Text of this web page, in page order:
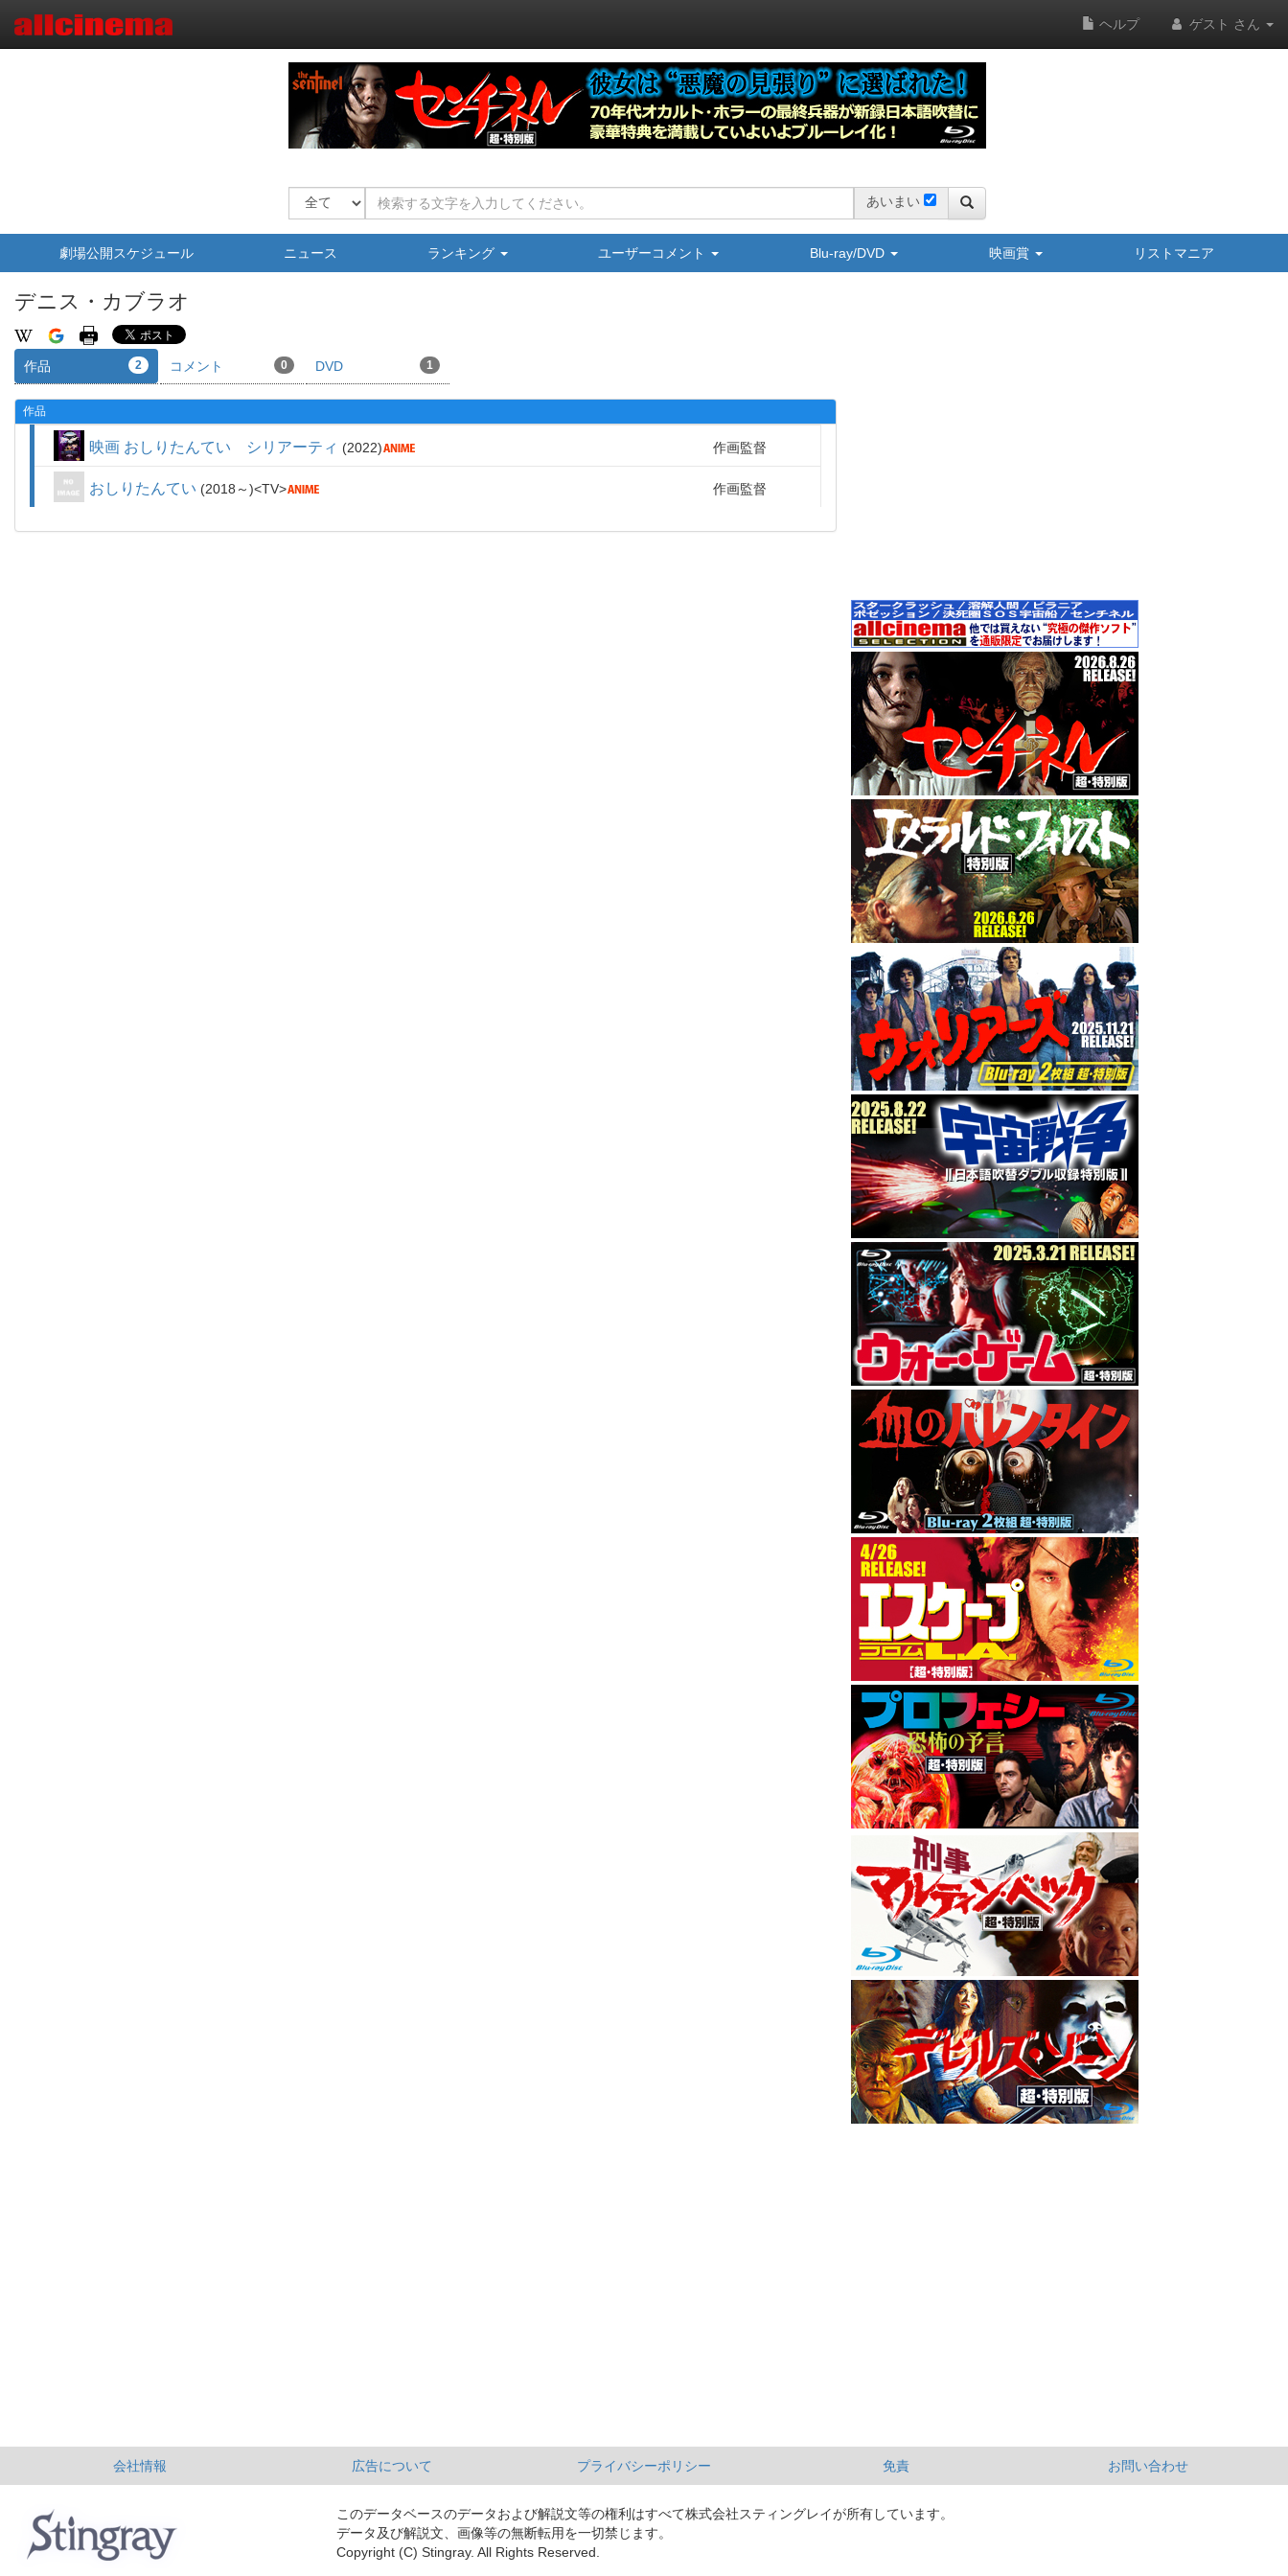
ヘルプ ゲスト さん
あいまい
劇場公開スケジュール ニュース ランキング ユーザーコメント Blu-ray/DVD 映画賞 リストマニア
デニス・カブラオ
作品 2 コメント 0 DVD 1
作品
映画 おしりたんてい シリアーティ 2022 作画監督
おしりたんてい 2018～ TV 作画監督
会社情報 広告について プライバシーポリシー 免責 お問い合わせ
このデータベースのデータおよび解説文等の権利はすべて株式会社スティングレイが所有しています。
データ及び解説文、画像等の無断転用を一切禁じます。
Copyright (C) Stingray. All Rights Reserved.